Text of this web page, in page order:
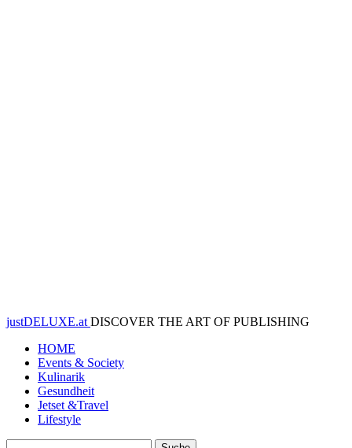
justDELUXE.at DISCOVER THE ART OF PUBLISHING
HOME
Events & Society
Kulinarik
Gesundheit
Jetset &Travel
Lifestyle